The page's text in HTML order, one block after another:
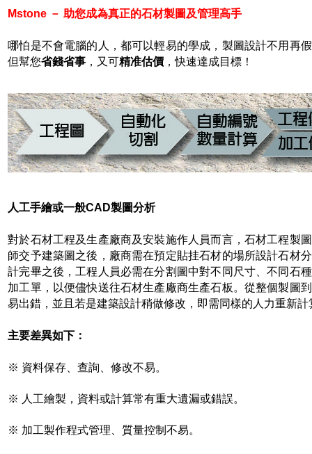
Mstone － 助您成為真正的石材製圖及管理高手
哪怕是不會電腦的人，都可以輕易的學成，製圖設計不用再
但幫您省錢省事 ，又可精准估價 ，快速達成目標！
人工手繪或一般CAD製圖分析
對於石材工程及生產廠商及安裝施作人員而言，石材工程製
師交予建築圖之後，廠商需在預定貼挂石材的場所設計石材
計完畢之後，工程人員必需在分割圖中對不同尺寸、不同石
加工單，以便儘快送往石材生產廠商生產石板。從整個製圖
易出錯，並且若是建築設計稍做修改，即需同樣的人力重新
主要差異如下：
※ 資料保存、查詢、修改不易。
※ 人工繪製，資料或計算常有重大遺漏或錯誤。
※ 加工製作程式管理、質量控制不易。